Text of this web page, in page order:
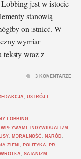
jest w istocie
stanowią
on istnieć. W
wymiar
teksty wraz z
USTRÓJ I
LOBBING
INDYWIDUALIZM
MORALNOŚĆ NARÓD
ZIEMI POLITYKA PR
SATANIZM
3 KOMENTARZE